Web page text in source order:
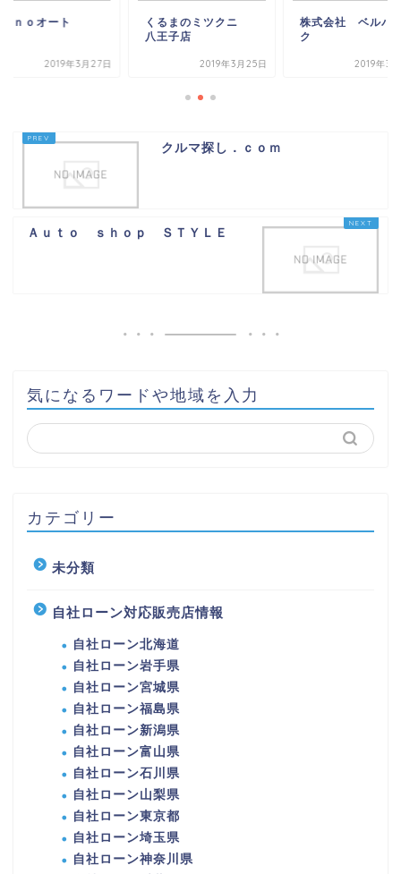
ｎｏオート
2019年3月27日
くるまのミツクニ
八王子店
2019年3月25日
株式会社 ベルパ
ク
2019年3
クルマ探し．ｃｏｍ
Ａｕｔｏ ｓｈｏｐ ＳＴＹＬＥ
気になるワードや地域を入力
カテゴリー
未分類
自社ローン対応販売店情報
自社ローン北海道
自社ローン岩手県
自社ローン宮城県
自社ローン福島県
自社ローン新潟県
自社ローン富山県
自社ローン石川県
自社ローン山梨県
自社ローン東京都
自社ローン埼玉県
自社ローン神奈川県